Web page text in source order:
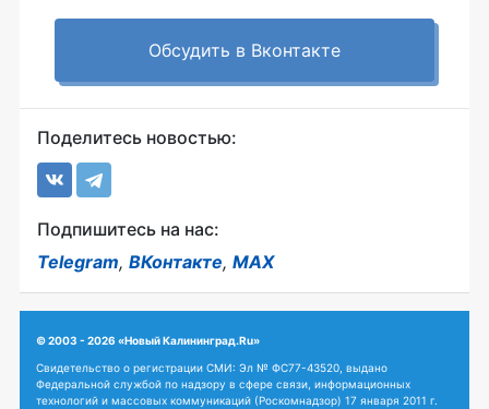
Обсудить в Вконтакте
Поделитесь новостью:
Подпишитесь на нас:
Telegram, ВКонтакте, MAX
© 2003 - 2026 «Новый Калининград.Ru»
Свидетельство о регистрации СМИ: Эл № ФС77-43520, выдано
Федеральной службой по надзору в сфере связи, информационных
технологий и массовых коммуникаций (Роскомнадзор) 17 января 2011 г.